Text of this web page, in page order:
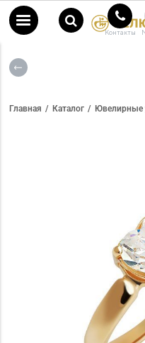
Контакты
Главная Каталог Ювелирные